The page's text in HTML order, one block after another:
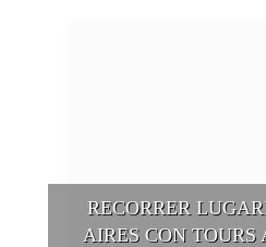
RECORRER
AIRES CON TOURS